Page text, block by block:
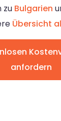
zu Bulgarien
Übersicht
anfordern